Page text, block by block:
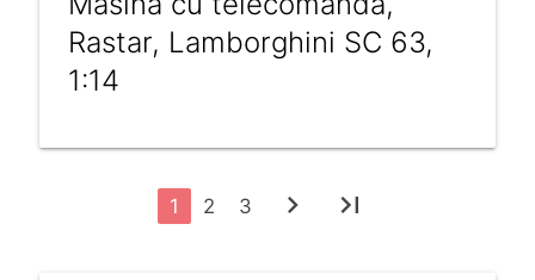
Rastar, Lamborghini SC 63,
1:14
1 2 3 chevron_right last_page